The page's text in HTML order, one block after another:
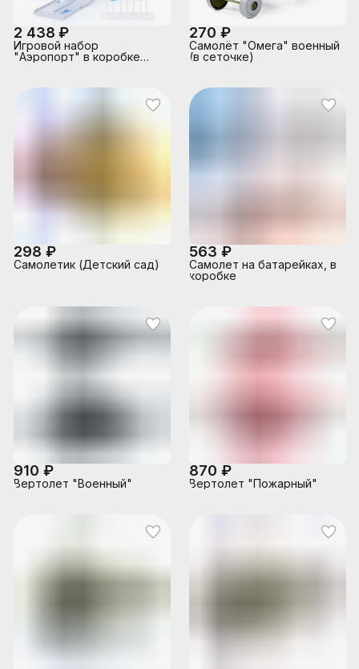
2 438 ₽
Игровой набор
"Аэропорт" в коробке
270 ₽
Самолёт "Омега" военный
(в сеточке)
298 ₽
Самолетик (Детский сад)
563 ₽
Самолет на батарейках, в
коробке
910 ₽
Вертолет "Военный"
870 ₽
Вертолет "Пожарный"